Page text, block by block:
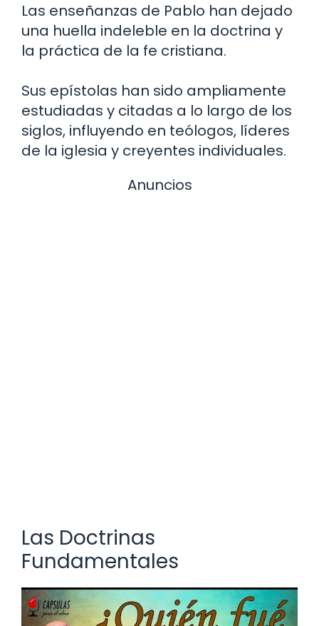
Las enseñanzas de Pablo han dejado
una huella indeleble en la doctrina y
la práctica de la fe cristiana.
Sus epístolas han sido ampliamente
estudiadas y citadas a lo largo de los
siglos, influyendo en teólogos, líderes
de la iglesia y creyentes individuales.
Anuncios
Las Doctrinas
Fundamentales